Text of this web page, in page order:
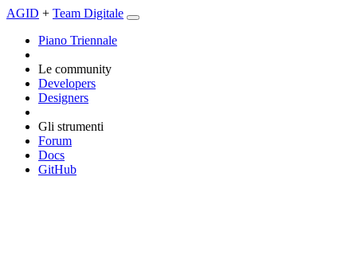
AGID + Team Digitale
Piano Triennale
Le community
Developers
Designers
Gli strumenti
Forum
Docs
GitHub